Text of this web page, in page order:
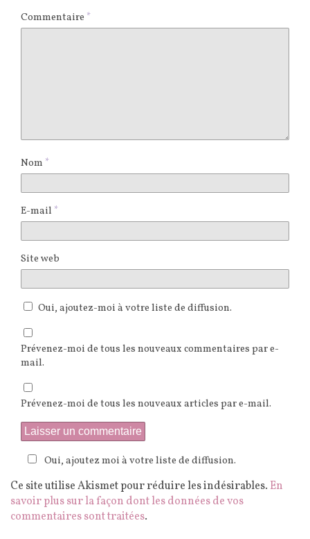
Commentaire *
Nom *
E-mail *
Site web
Oui, ajoutez-moi à votre liste de diffusion.
Prévenez-moi de tous les nouveaux commentaires par e-
mail.
Prévenez-moi de tous les nouveaux articles par e-mail.
Oui, ajoutez moi à votre liste de diffusion.
Ce site utilise Akismet pour réduire les indésirables. En
savoir plus sur la façon dont les données de vos
commentaires sont traitées.